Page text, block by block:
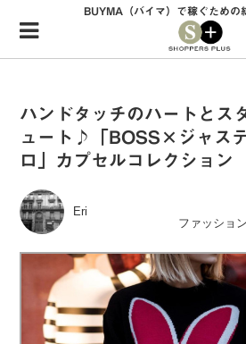
Menu
HOME
34歳独身OLバイマ実践記
ファッショントレンドを発信！SP通信
BUYMAで人気のブランド
BUYMAの売れ筋商品
BUYMA（バイマ）で稼ぐための
ハンドタッチのハートとス
ュート♪「BOSS×ジャス
ロ」カプセルコレクション
Eri
ファッショ